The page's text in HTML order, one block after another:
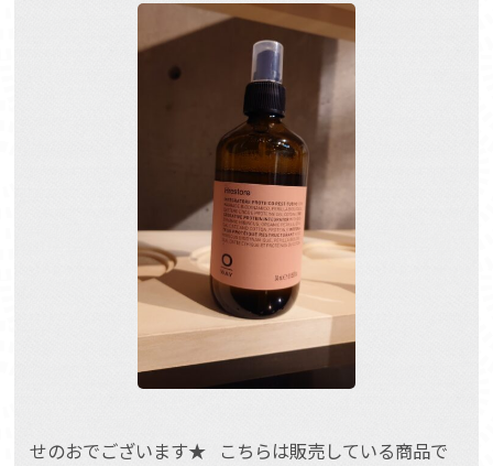
せのおでございます★ こちらは販売している商品で